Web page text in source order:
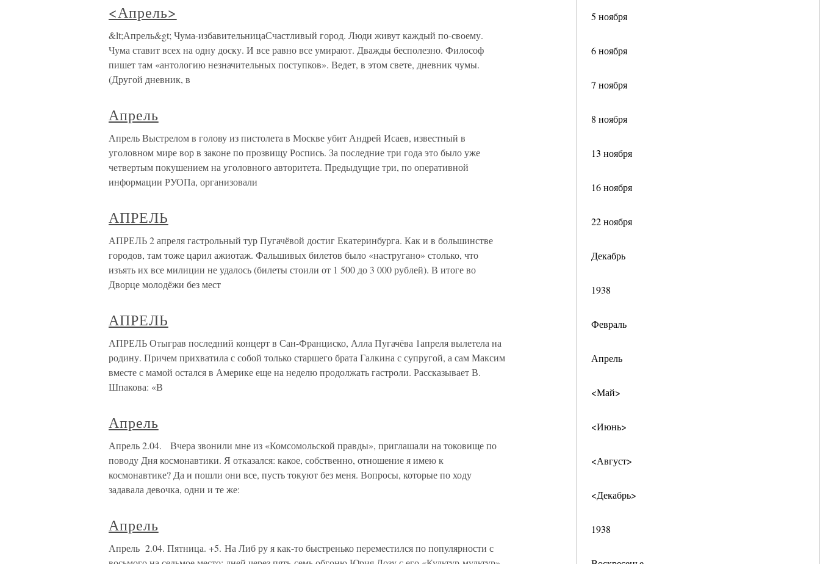
5 ноября
6 ноября
7 ноября
8 ноября
13 ноября
16 ноября
22 ноября
Декабрь
1938
Февраль
Апрель
<Май>
<Июнь>
<Август>
<Декабрь>
1938
<Апрель>
&lt;Апрель&gt; Чума-избавительницаСчастливый город. Люди живут каждый по-своему.
Чума ставит всех на одну доску. И все равно все умирают. Дважды бесполезно. Философ
пишет там «антологию незначительных поступков». Ведет, в этом свете, дневник чумы.
(Другой дневник, в
Апрель
Апрель Выстрелом в голову из пистолета в Москве убит Андрей Исаев, известный в
уголовном мире вор в законе по прозвищу Роспись. За последние три года это было уже
четвертым покушением на уголовного авторитета. Предыдущие три, по оперативной
информации РУОПа, организовали
АПРЕЛЬ
АПРЕЛЬ 2 апреля гастрольный тур Пугачёвой достиг Екатеринбурга. Как и в большинстве
городов, там тоже царил ажиотаж. Фальшивых билетов было «настругано» столько, что
изъять их все милиции не удалось (билеты стоили от 1 500 до 3 000 рублей). В итоге во
Дворце молодёжи без мест
АПРЕЛЬ
АПРЕЛЬ Отыграв последний концерт в Сан-Франциско, Алла Пугачёва 1апреля вылетела на
родину. Причем прихватила с собой только старшего брата Галкина с супругой, а сам Максим
вместе с мамой остался в Америке еще на неделю продолжать гастроли. Рассказывает В.
Шпакова: «В
Апрель
Апрель 2.04. Вчера звонили мне из «Комсомольской правды», приглашали на токовище по
поводу Дня космонавтики. Я отказался: какое, собственно, отношение я имею к
космонавтике? Да и пошли они все, пусть токуют без меня. Вопросы, которые по ходу
задавала девочка, одни и те же:
Апрель
Апрель 2.04. Пятница. +5. На Либ ру я как-то быстренько переместился по популярности с